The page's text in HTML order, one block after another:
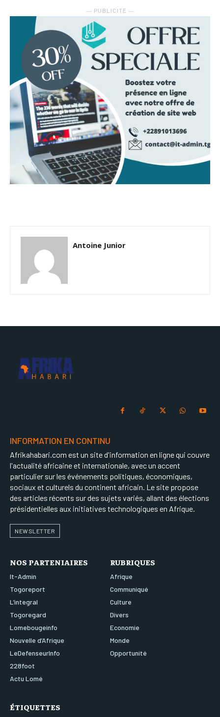
― PUBLICITE ―
Antoine Junior
INFORMATION EN CONTINU
Afrikahabari.com est un site d'information en ligne qui couvre
l'actualité africaine et internationale, avec un accent
particulier sur les événements politiques, économiques,
sociaux et culturels du continent africain. Le site propose
des articles récents sur des sujets variés, allant des élections
présidentielles aux initiatives technologiques en Afrique.
NEWSLETTER
NOS PARTENIAIRES
It-Admin
Togoreport
L’integral
Togoregard
Lomebougeinfo
Nouvelle d’Afrique
LeDefenseurInfo
228foot
Actu Lomé
RUBRIQUES
Afrique
Communiqué
Culture
Divers
Economie
Monde
Opportunité
ÉTIQUETTES